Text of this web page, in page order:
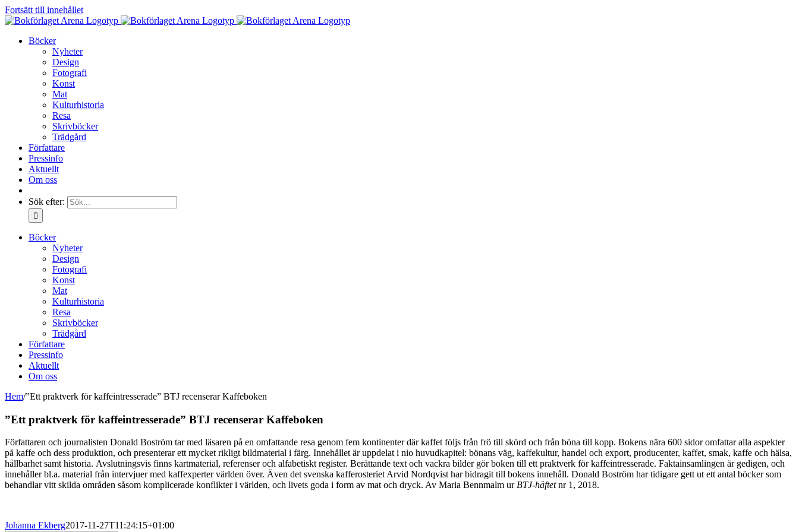
Fortsätt till innehållet
Böcker
Nyheter
Design
Fotografi
Konst
Mat
Kulturhistoria
Resa
Skrivböcker
Trädgård
Författare
Pressinfo
Aktuellt
Om oss
Sök efter:
Böcker
Nyheter
Design
Fotografi
Konst
Mat
Kulturhistoria
Resa
Skrivböcker
Trädgård
Författare
Pressinfo
Aktuellt
Om oss
Hem/”Ett praktverk för kaffeintresserade” BTJ recenserar Kaffeboken
”Ett praktverk för kaffeintresserade” BTJ recenserar Kaffeboken
Författaren och journalisten Donald Boström tar med läsaren på en omfattande resa genom fem kontinenter där kaffet följs från frö till skörd och från böna till kopp. Bokens nära 600 sidor omfattar alla aspekter
på kaffe och dess produktion, och presenterar ett mycket rikligt bildmaterial i färg. Innehållet är uppdelat i nio huvudkapitel: bönans väg, kaffekultur, handel och export, producenter, kaffet, smak, kaffe och hälsa,
hållbarhet samt historia. Avslutningsvis finns kartmaterial, referenser och alfabetiskt register. Berättande text och vackra bilder gör boken till ett praktverk för kaffeintresserade. Faktainsamlingen är gedigen, och
innehåller bl.a. material från intervjuer med kaffexperter världen över. Även det svenska kafferosteriet Arvid Nordqvist har bidragit till bokens innehåll. Donald Boström har tidigare gett ut ett antal böcker som
behandlar vitt skilda områden såsom komplicerade konflikter i världen, och livets goda i form av mat och dryck. Av Maria Bennmalm urBTJ-häftetnr 1, 2018.
Johanna Ekberg2017-11-27T11:24:15+01:00